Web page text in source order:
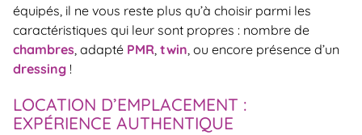
équipés, il ne vous reste plus qu’à choisir parmi les
caractéristiques qui leur sont propres : nombre de
chambres, adapté PMR, twin, ou encore présence d’un
dressing !
LOCATION D’EMPLACEMENT :
EXPÉRIENCE AUTHENTIQUE